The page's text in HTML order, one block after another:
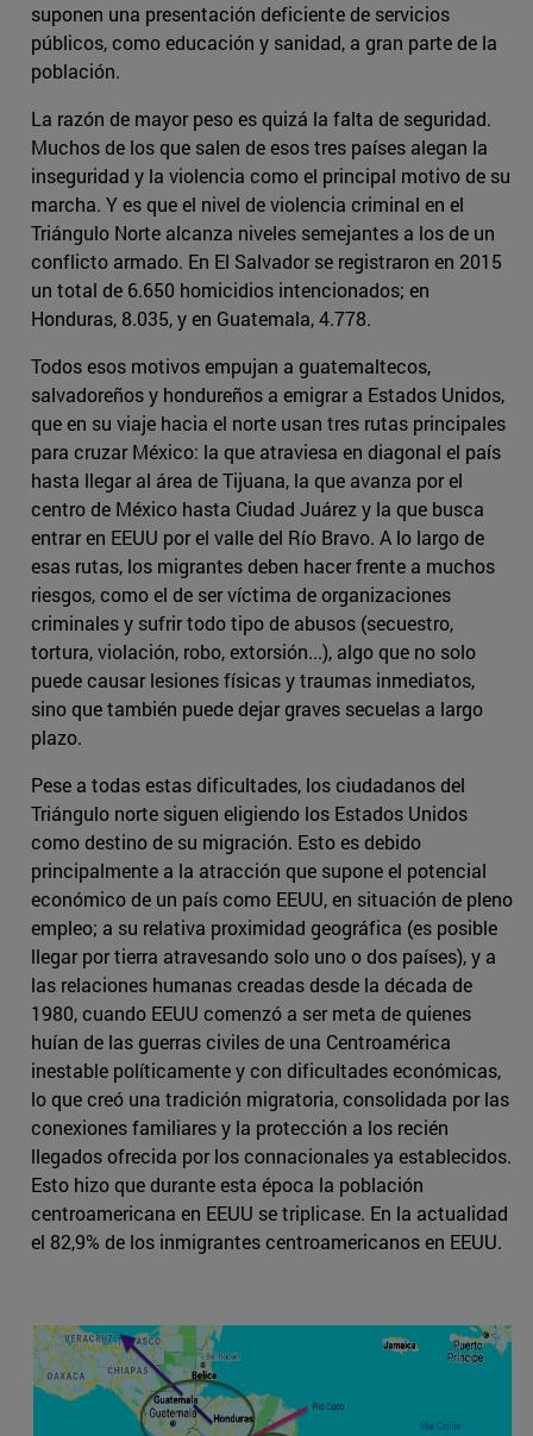
suponen una presentación deficiente de servicios
públicos, como educación y sanidad, a gran parte de la
población.
La razón de mayor peso es quizá la falta de seguridad.
Muchos de los que salen de esos tres países alegan la
inseguridad y la violencia como el principal motivo de su
marcha. Y es que el nivel de violencia criminal en el
Triángulo Norte alcanza niveles semejantes a los de un
conflicto armado. En El Salvador se registraron en 2015
un total de 6.650 homicidios intencionados; en
Honduras, 8.035, y en Guatemala, 4.778.
Todos esos motivos empujan a guatemaltecos,
salvadoreños y hondureños a emigrar a Estados Unidos,
que en su viaje hacia el norte usan tres rutas principales
para cruzar México: la que atraviesa en diagonal el país
hasta llegar al área de Tijuana, la que avanza por el
centro de México hasta Ciudad Juárez y la que busca
entrar en EEUU por el valle del Río Bravo. A lo largo de
esas rutas, los migrantes deben hacer frente a muchos
riesgos, como el de ser víctima de organizaciones
criminales y sufrir todo tipo de abusos (secuestro,
tortura, violación, robo, extorsión...), algo que no solo
puede causar lesiones físicas y traumas inmediatos,
sino que también puede dejar graves secuelas a largo
plazo.
Pese a todas estas dificultades, los ciudadanos del
Triángulo norte siguen eligiendo los Estados Unidos
como destino de su migración. Esto es debido
principalmente a la atracción que supone el potencial
económico de un país como EEUU, en situación de pleno
empleo; a su relativa proximidad geográfica (es posible
llegar por tierra atravesando solo uno o dos países), y a
las relaciones humanas creadas desde la década de
1980, cuando EEUU comenzó a ser meta de quienes
huían de las guerras civiles de una Centroamérica
inestable políticamente y con dificultades económicas,
lo que creó una tradición migratoria, consolidada por las
conexiones familiares y la protección a los recién
llegados ofrecida por los connacionales ya establecidos.
Esto hizo que durante esta época la población
centroamericana en EEUU se triplicase. En la actualidad
el 82,9% de los inmigrantes centroamericanos en EEUU.